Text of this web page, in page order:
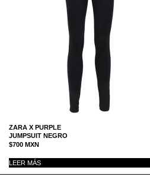
ZARA X PURPLE
JUMPSUIT NEGRO
$700 MXN
LEER MÁS